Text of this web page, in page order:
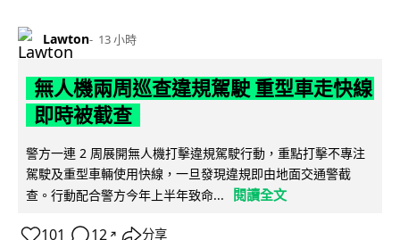
Lawton 13 小時
無人機兩周巡查違規駕駛 重型車走快線
即時被截查
警方一連 2 周展開無人機打擊違規駕駛行動，重點打擊不專注
駕駛及重型車輛使用快線，一旦發現違規即由地面交通警截
查。行動配合警方今年上半年致命...
閱讀全文
101 12 ↗ 分享